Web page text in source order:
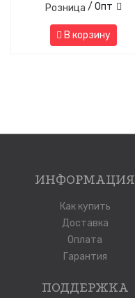
Розница / Опт
В корзину
ИНФОРМАЦИЯ
Как купить
Доставка
Оплата
Гарантия
ПОДДЕРЖКА